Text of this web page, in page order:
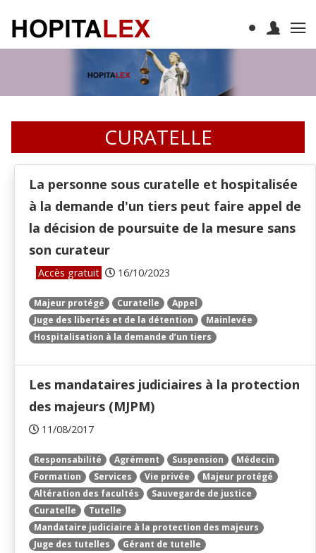
CURATELLE
La personne sous curatelle et hospitalisée
à la demande d'un tiers peut faire appel de
la décision de poursuite de la mesure sans
son curateur
Accès gratuit 16/10/2023
Majeur protégé Curatelle
Appel
Juge des libertés et de la détention
Mainlevée
Hospitalisation à la demande d’un tiers
Les mandataires judiciaires à la protection
des majeurs (MJPM)
11/08/2017
Responsabilité Agrément Suspension
Médecin
Formation
Services Vie privée
Majeur protégé
Altération des facultés
Sauvegarde de justice
Curatelle
Tutelle
Mandataire judiciaire à la protection des majeurs
Juge des tutelles
Gérant de tutelle